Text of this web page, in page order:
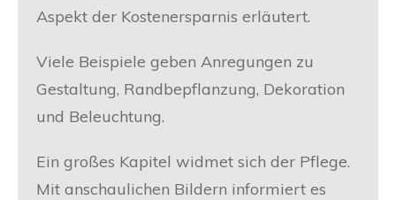
Aspekt der Kostenersparnis erläutert.
Viele Beispiele geben Anregungen zu
Gestaltung, Randbepflanzung, Dekoration
und Beleuchtung.
Ein großes Kapitel widmet sich der Pflege.
Mit anschaulichen Bildern informiert es